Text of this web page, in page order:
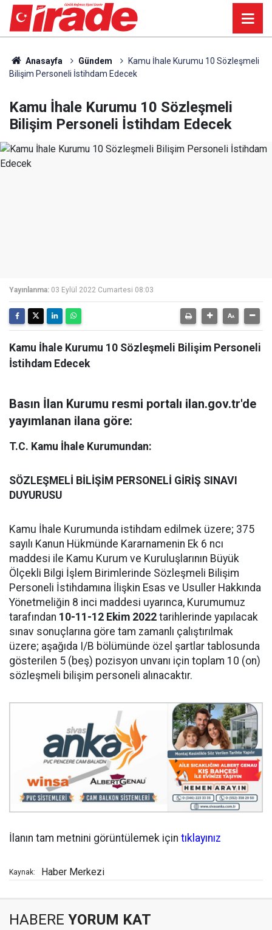
Anasayfa Gündem
Kamu İhale Kurumu 10 Sözleşmeli
Bilişim Personeli İstihdam Edecek
Kamu İhale Kurumu 10 Sözleşmeli
Bilişim Personeli İstihdam Edecek
Yayınlanma: 03 Eylül 2022 Cumartesi 08:03
Kamu İhale Kurumu 10 Sözleşmeli Bilişim Personeli
İstihdam Edecek
Basın İlan Kurumu resmi portalı ilan.gov.tr'de
yayımlanan ilana göre:
T.C. Kamu İhale Kurumundan:
SÖZLEŞMELİ BİLİŞİM PERSONELİ GİRİŞ SINAVI
DUYURUSU
Kamu İhale Kurumunda istihdam edilmek üzere; 375
sayılı Kanun Hükmünde Kararnamenin Ek 6 ncı
maddesi ile Kamu Kurum ve Kuruluşlarının Büyük
Ölçekli Bilgi İşlem Birimlerinde Sözleşmeli Bilişim
Personeli İstihdamına İlişkin Esas ve Usuller Hakkında
Yönetmeliğin 8 inci maddesi uyarınca, Kurumumuz
tarafından 10-11-12 Ekim 2022 tarihlerinde yapılacak
sınav sonuçlarına göre tam zamanlı çalıştırılmak
üzere; aşağıda I/B bölümünde özel şartlar tablosunda
gösterilen 5 (beş) pozisyon unvanı için toplam 10 (on)
sözleşmeli bilişim personeli alınacaktır.
İlanın tam metnini görüntülemek için tıklayınız
Kaynak: Haber Merkezi
HABERE YORUM KAT